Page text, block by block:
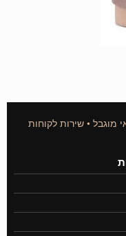
מוגבל • שירות לקוחות